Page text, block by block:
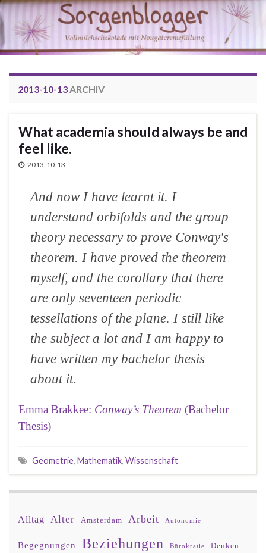
2013-10-13ARCHIV
What academia should always be and
feel like.
2013-10-13
And now I have learnt it. I
understand orbifolds and the group
theory necessary to prove Conway's
theorem. I have proved the theorem
myself, and the corollary that there
are only seventeen periodic
tessellations of the plane. I still like
the subject a lot and I am happy to
have written my bachelor thesis
about it.
Emma Brakkee: Conway’s Theorem (Bachelor
Thesis)
Geometrie, Mathematik, Wissenschaft
Alltag Alter Amsterdam Arbeit Autonomie
Begegnungen Beziehungen Bürokratie Denken